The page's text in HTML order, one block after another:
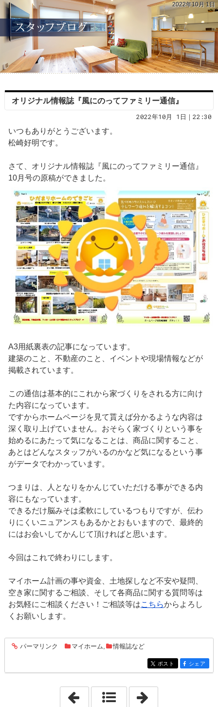
2022年10月 1日
オリジナル情報誌『風にのってファミリー通信』
2022年10月 1日｜22:30
いつもありがとうございます。
松崎好明です。
さて、オリジナル情報誌『風にのってファミリー通信』
10月号の原稿ができました。
A3用紙裏表の記事になっています。
建築のこと、不動産のこと、イベントや現場情報などが
掲載されています。
この通信は基本的にこれから家づくりをされる方に向け
た内容になっています。
ですからホームページを見て貰えば分かるような内容は
深く取り上げていません。おそらく家づくりという事を
始めるにあたって気になることは、商品に関すること、
あとはどんなスタッフがいるのかなど気になるという事
がデータでわかっています。
つまりは、人となりをかんじていただける事ができる内
容にもなっています。
できるだけ脳みそは柔軟にしているつもりですが、伝わ
りにくいニュアンスもあるかとおもいますので、最終的
にはお会いしてかんじて頂ければと思います。
今回はこれで終わりにします。
マイホーム計画の事や資金、土地探しなど不安や疑問、
空き家に関するご相談、そして各商品に関する質問等は
お気軽にご相談ください！ご相談等はこちらからよろし
くお願いします。
entry1310
パーマリンク マイホーム 情報誌など
entry1310
ポスト entry1310
シェア
「2022年9月30日」